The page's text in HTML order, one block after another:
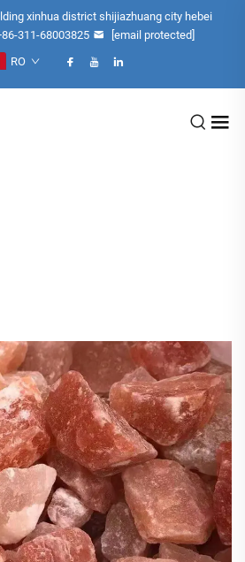
xinhua district shijiazhuang city hebei
311-68003825
[email protected]
RO